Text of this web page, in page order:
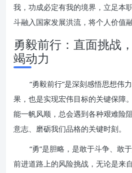
我，功成必定有我的境界，立足本
斗融入国家发展洪流，将个人价值
勇毅前行：直面挑战
竭动力
“勇毅前行”是深刻感悟思想伟
果，也是实现宏伟目标的关键保障
能一帆风顺，总会遇到各种艰难险
意志、磨砺我们品格的关键时刻。
“勇”是胆略，是敢于斗争、敢
前进道路上的风险挑战，无论是来